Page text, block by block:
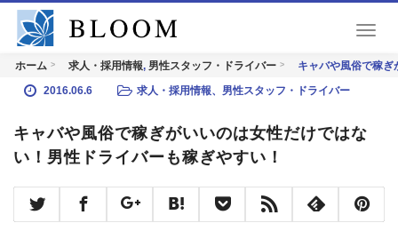
T
g
n
i
g
ホーム 求人・採用情報, 男性スタッフ・ドライバー キャバや風俗で稼
2016.06.6 求人・採用情報、 男性スタッフ・ドライバー
キャバや風俗で稼ぎがいいのは女性だけではな
い！男性ドライバーも稼ぎやすい！